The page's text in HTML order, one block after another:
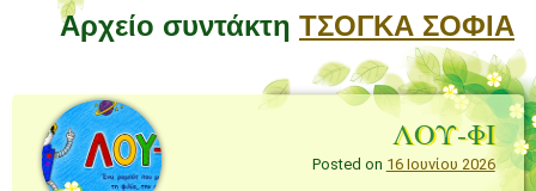
Αρχείο συντάκτη ΤΣΟΓΚΑ ΣΟΦΙΑ
ΛΟΥ-ΦΙ
Posted on 16 Ιουνίου 2026